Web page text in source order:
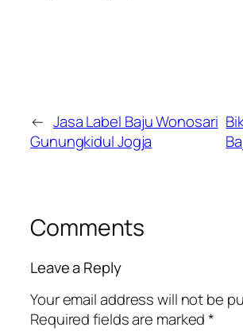
← Jasa Label Baju Wonosari
Gunungkidul Jogja
Comments
Leave a Reply
Your email address will not be
Required fields are marked*